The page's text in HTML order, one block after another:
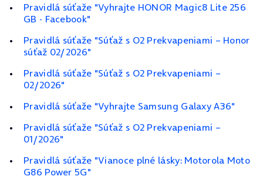
Pravidlá súťaže "Vyhrajte HONOR Magic8 Lite 256
GB - Facebook"
Pravidlá súťaže "Súťaž s O2 Prekvapeniami – Honor
súťaž 02/2026"
Pravidlá súťaže "Súťaž s O2 Prekvapeniami –
02/2026"
Pravidlá súťaže "Vyhrajte Samsung Galaxy A36"
Pravidlá súťaže "Súťaž s O2 Prekvapeniami –
01/2026"
Pravidlá súťaže "Vianoce plné lásky: Motorola Moto
G86 Power 5G"